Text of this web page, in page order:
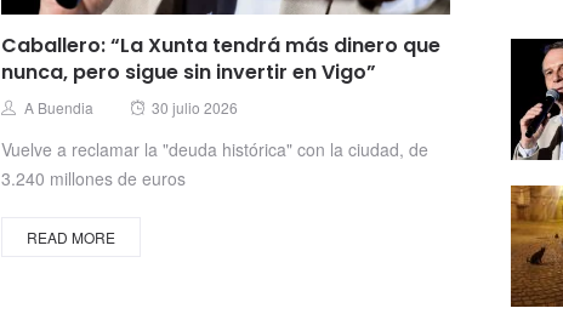
Caballero: “La Xunta tendrá más dinero que
nunca, pero sigue sin invertir en Vigo”
Author
A Buendia
Posted
30 julio 2026
Vuelve a reclamar la "deuda histórica" con la ciudad, de
3.240 millones de euros
READ MORE